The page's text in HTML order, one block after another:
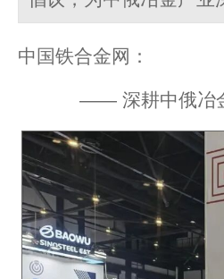
中国铁合金网：
—— 深耕中俄冶